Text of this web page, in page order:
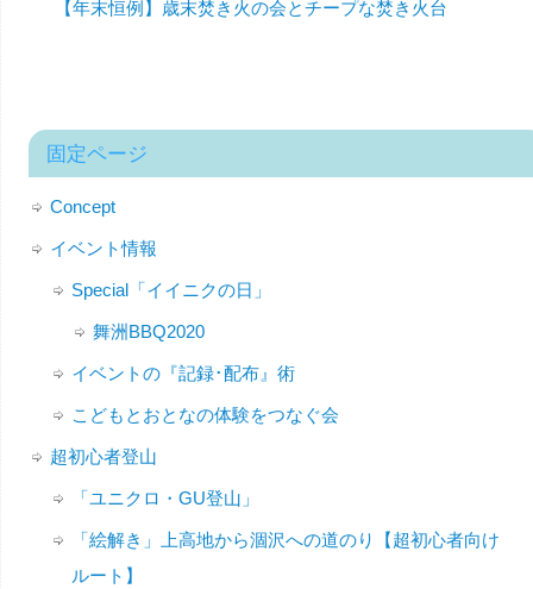
【年末恒例】歳末焚き火の会とチープな焚き火台
固定ページ
Concept
イベント情報
Special「イイニクの日」
舞洲BBQ2020
イベントの『記録･配布』術
こどもとおとなの体験をつなぐ会
超初心者登山
「ユニクロ・GU登山」
「絵解き」上高地から涸沢への道のり【超初心者向け
ルート】